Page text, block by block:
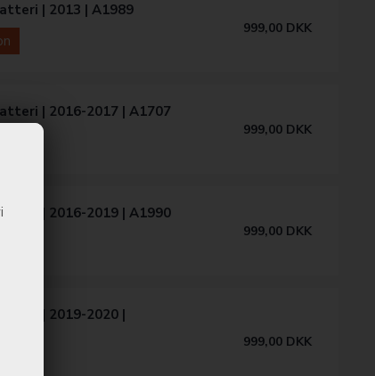
| 2013 | A1989
999,00 DKK
| 2016-2017 | A1707
999,00 DKK
| 2016-2019 | A1990
999,00 DKK
| 2019-2020 |
999,00 DKK